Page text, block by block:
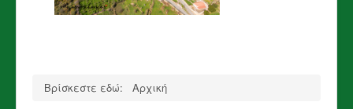
Βρίσκεστε εδώ: Αρχική